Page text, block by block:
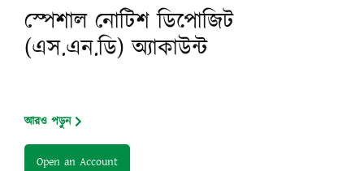
স্পেশাল নোটিশ ডিপোজিট
(এস.এন.ডি) অ্যাকাউন্ট
আরও পড়ুন
Open an Account